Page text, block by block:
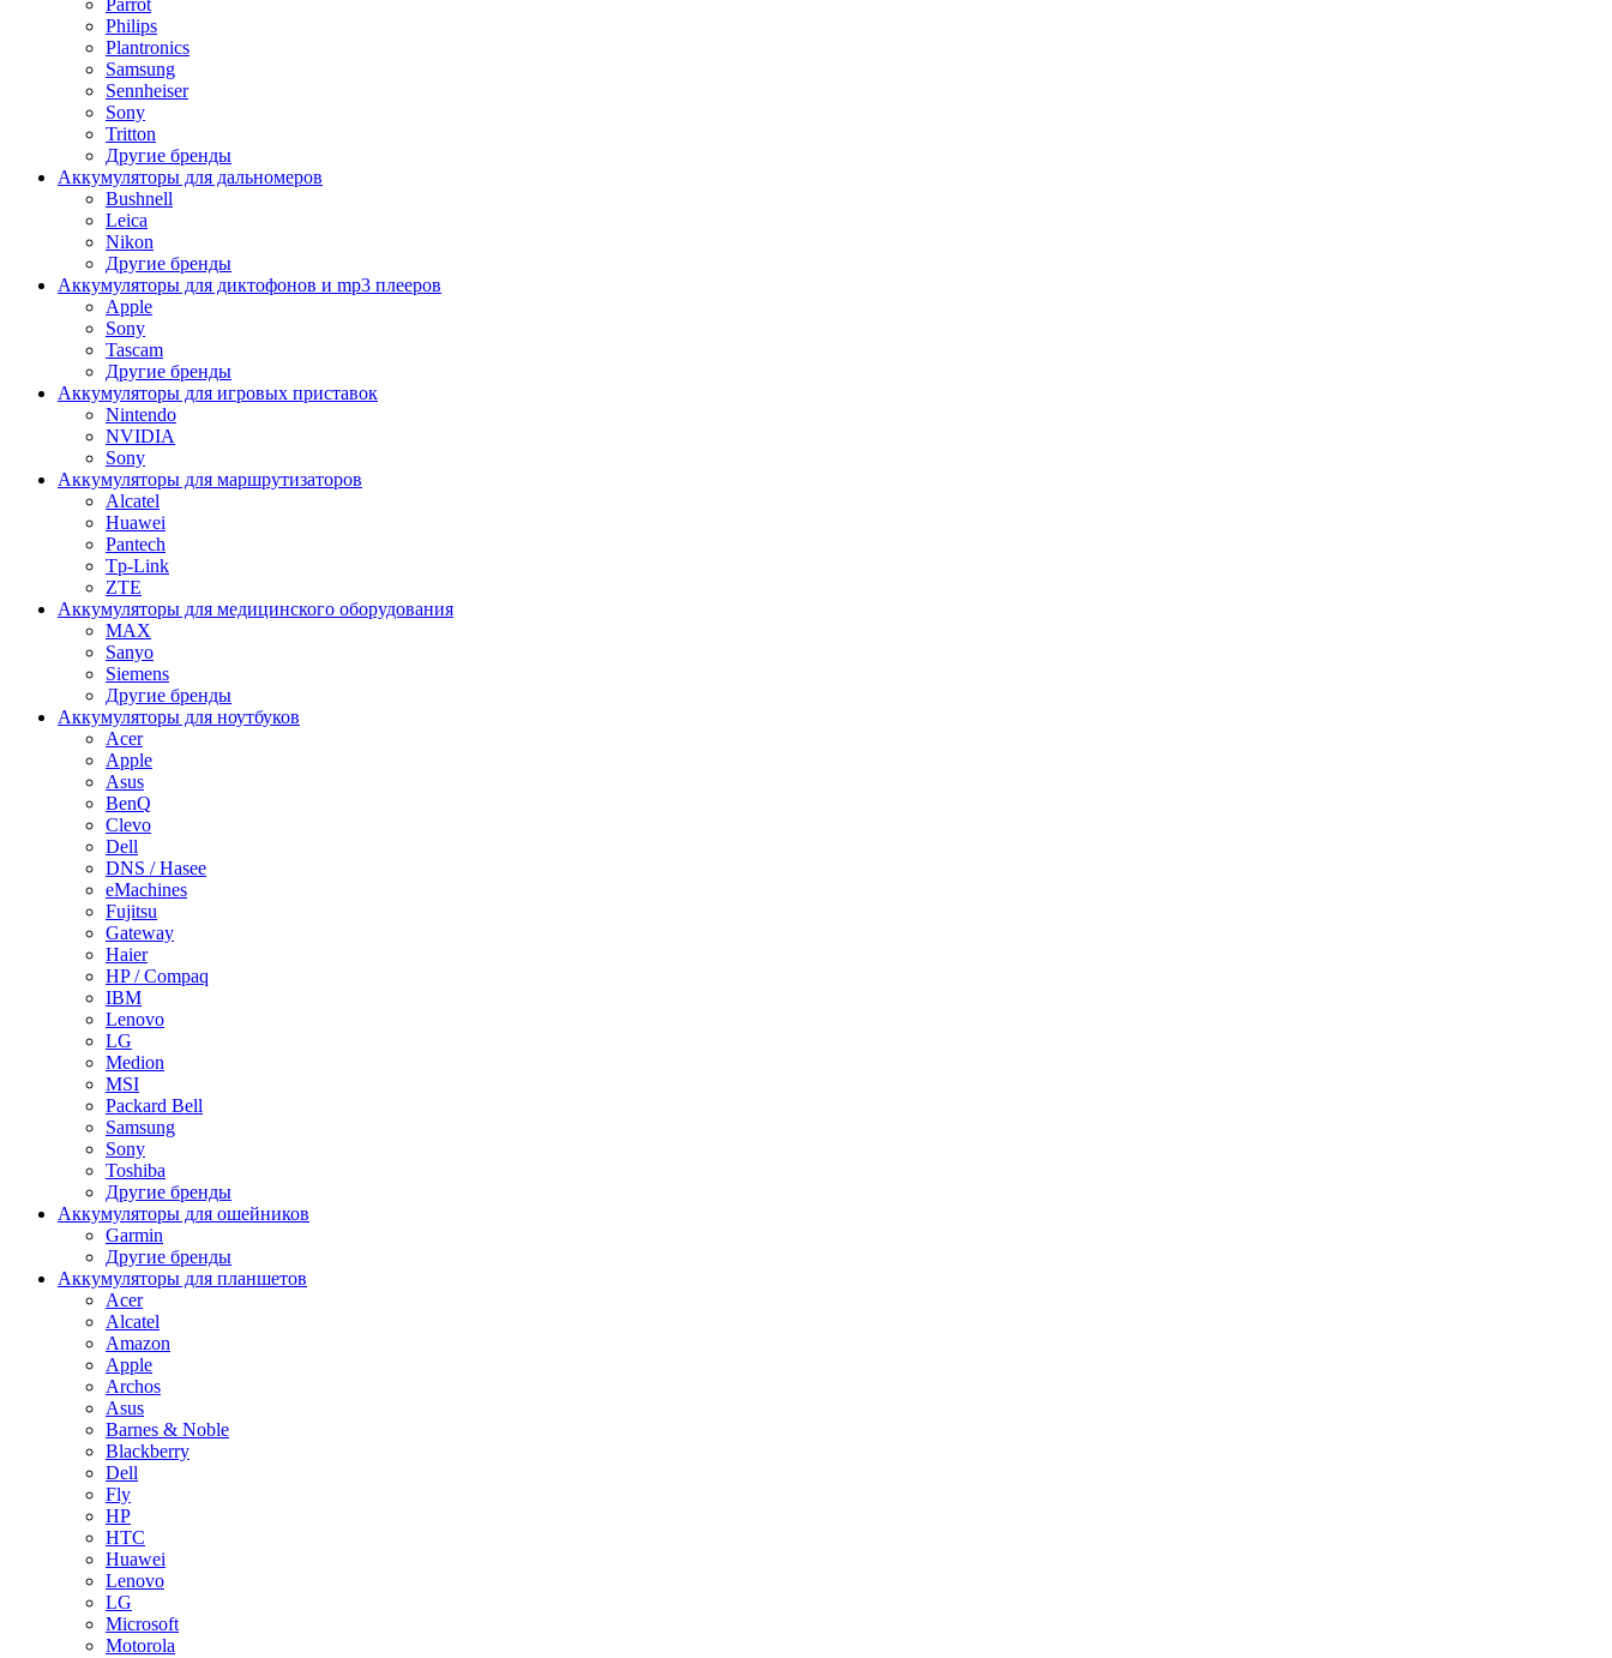
Philips
Plantronics
Samsung
Sennheiser
Sony
Tritton
Другие бренды
Аккумуляторы для дальномеров
Bushnell
Leica
Nikon
Другие бренды
Аккумуляторы для диктофонов и mp3 плееров
Apple
Sony
Tascam
Другие бренды
Аккумуляторы для игровых приставок
Nintendo
NVIDIA
Sony
Аккумуляторы для маршрутизаторов
Alcatel
Huawei
Pantech
Tp-Link
ZTE
Аккумуляторы для медицинского оборудования
MAX
Sanyo
Siemens
Другие бренды
Аккумуляторы для ноутбуков
Acer
Apple
Asus
BenQ
Clevo
Dell
DNS / Hasee
eMachines
Fujitsu
Gateway
Haier
HP / Compaq
IBM
Lenovo
LG
Medion
MSI
Packard Bell
Samsung
Sony
Toshiba
Другие бренды
Аккумуляторы для ошейников
Garmin
Другие бренды
Аккумуляторы для планшетов
Acer
Alcatel
Amazon
Apple
Archos
Asus
Barnes & Noble
Blackberry
Dell
Fly
HP
HTC
Huawei
Lenovo
LG
Microsoft
Motorola